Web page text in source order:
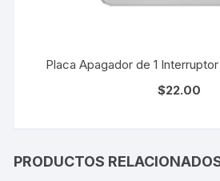
Placa Apagador de 1
$22.00
PRODUCTOS